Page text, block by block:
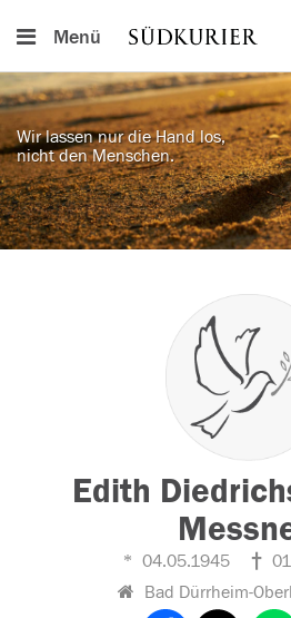
Menü
Wir lassen nur die Hand los,
nicht den Menschen.
Edith
04.05.1945
Bad Dürrheim-